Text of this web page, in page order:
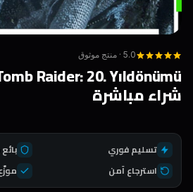
5.0 · منتج موثوق
Raider: 20. Yıldönümü
شراء مباشرة
تسليم فوري
استرجاع آمن